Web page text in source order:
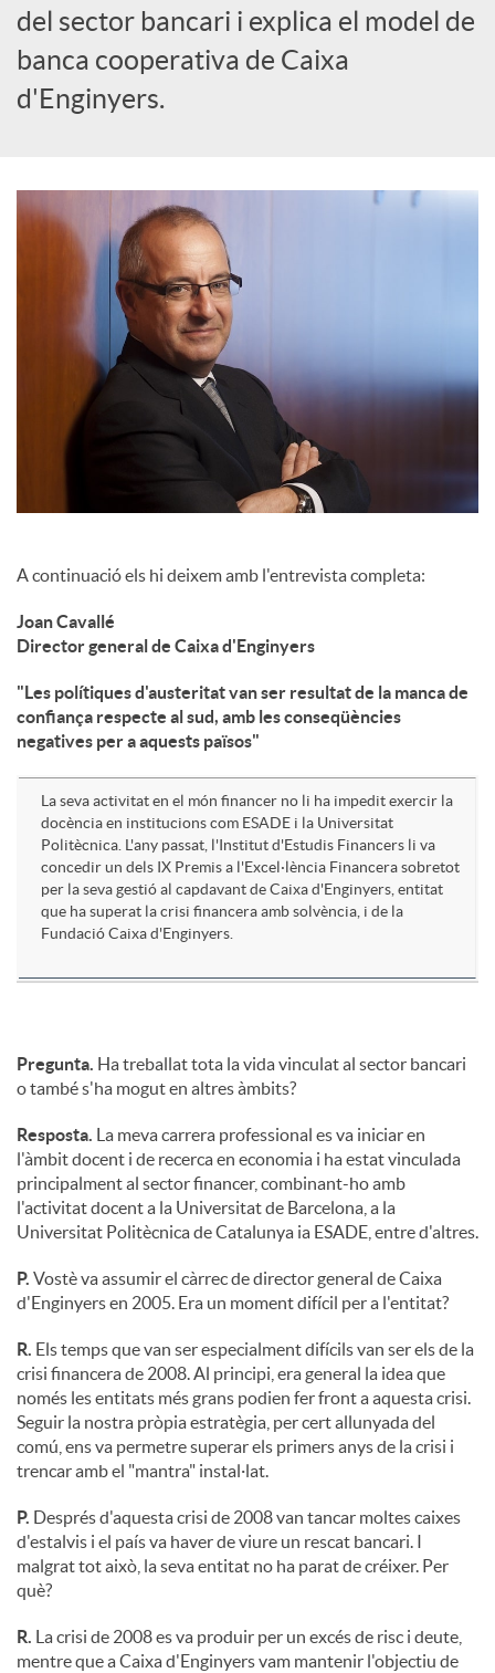
r
d
c
i
n
g
u
s
del sector bancari i explica el model de
banca cooperativa de Caixa
d'Enginyers.
A continuació els hi deixem amb l'entrevista completa:
Joan Cavallé
Director general de Caixa d'Enginyers
"Les polítiques d'austeritat van ser resultat de la manca de
confiança respecte al sud, amb les conseqüències
negatives per a aquests països"
La seva activitat en el món financer no li ha impedit exercir la
docència en institucions com ESADE i la Universitat
Politècnica. L'any passat, l'Institut d'Estudis Financers li va
concedir un dels IX Premis a l'Excel·lència Financera sobretot
per la seva gestió al capdavant de Caixa d'Enginyers, entitat
que ha superat la crisi financera amb solvència, i de la
Fundació Caixa d'Enginyers.
Pregunta. Ha treballat tota la vida vinculat al sector bancari
o també s'ha mogut en altres àmbits?
Resposta. La meva carrera professional es va iniciar en
l'àmbit docent i de recerca en economia i ha estat vinculada
principalment al sector financer, combinant-ho amb
l'activitat docent a la Universitat de Barcelona, a la
Universitat Politècnica de Catalunya ia ESADE, entre d'altres.
P. Vostè va assumir el càrrec de director general de Caixa
d'Enginyers en 2005. Era un moment difícil per a l'entitat?
R. Els temps que van ser especialment difícils van ser els de la
crisi financera de 2008. Al principi, era general la idea que
només les entitats més grans podien fer front a aquesta crisi.
Seguir la nostra pròpia estratègia, per cert allunyada del
comú, ens va permetre superar els primers anys de la crisi i
trencar amb el "mantra" instal·lat.
P. Després d'aquesta crisi de 2008 van tancar moltes caixes
d'estalvis i el país va haver de viure un rescat bancari. I
malgrat tot això, la seva entitat no ha parat de créixer. Per
què?
R. La crisi de 2008 es va produir per un excés de risc i deute,
mentre que a Caixa d'Enginyers vam mantenir l'objectiu de